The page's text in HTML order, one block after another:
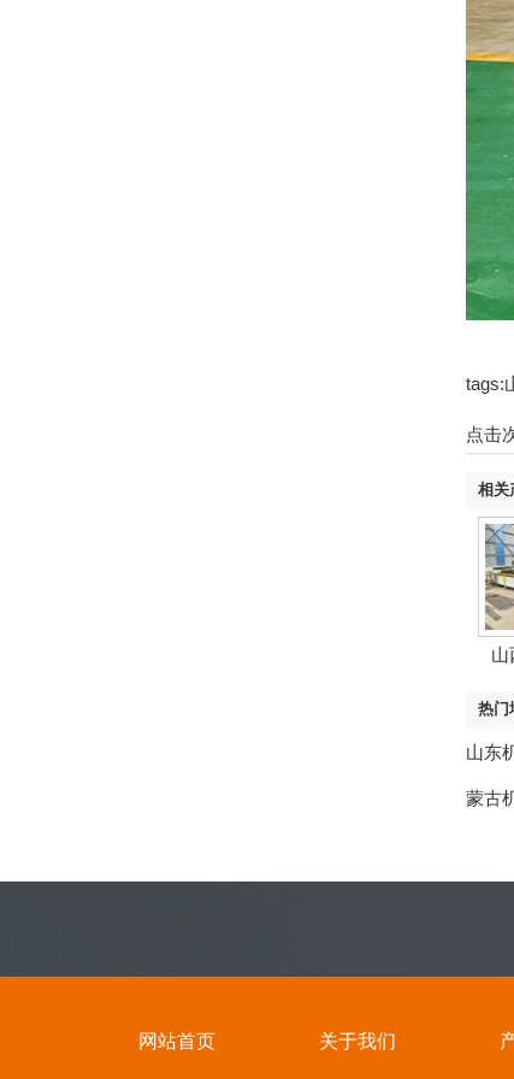
tags:
点击
相关
山
热门
山东
蒙古
网站首页 关于我们